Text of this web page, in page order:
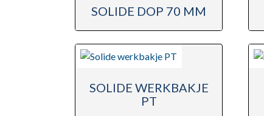
SOLIDE DOP 70 MM
SOLIDE WERKBAKJE
PT